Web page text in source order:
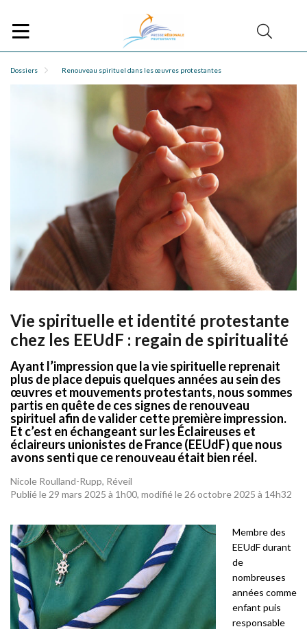
Dossiers Renouveau spirituel dans les œuvres protestantes
Vie spirituelle et identité protestante
chez les EEUdF : regain de spiritualité
Ayant l’impression que la vie spirituelle reprenait
plus de place depuis quelques années au sein des
œuvres et mouvements protestants, nous sommes
partis en quête de ces signes de renouveau
spirituel afin de valider cette première impression.
Et c’est en échangeant sur les Éclaireuses et
éclaireurs unionistes de France (EEUdF) que nous
avons senti que ce renouveau était bien réel.
Nicole Roulland-Rupp, Réveil
Publié le 29 mars 2025 à 1h00, modifié le 26 octobre 2025 à 14h32
Membre des
EEUdF durant
de
nombreuses
années comme
enfant puis
responsable